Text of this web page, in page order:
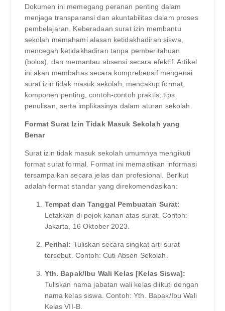
Dokumen ini memegang peranan penting dalam
menjaga transparansi dan akuntabilitas dalam proses
pembelajaran. Keberadaan surat izin membantu
sekolah memahami alasan ketidakhadiran siswa,
mencegah ketidakhadiran tanpa pemberitahuan
(bolos), dan memantau absensi secara efektif. Artikel
ini akan membahas secara komprehensif mengenai
surat izin tidak masuk sekolah, mencakup format,
komponen penting, contoh-contoh praktis, tips
penulisan, serta implikasinya dalam aturan sekolah.
Format Surat Izin Tidak Masuk Sekolah yang
Benar
Surat izin tidak masuk sekolah umumnya mengikuti
format surat formal. Format ini memastikan informasi
tersampaikan secara jelas dan profesional. Berikut
adalah format standar yang direkomendasikan:
Tempat dan Tanggal Pembuatan Surat:
Letakkan di pojok kanan atas surat. Contoh:
Jakarta, 16 Oktober 2023.
Perihal: Tuliskan secara singkat arti surat
tersebut. Contoh: Cuti Absen Sekolah.
Yth. Bapak/Ibu Wali Kelas [Kelas Siswa]:
Tuliskan nama jabatan wali kelas diikuti dengan
nama kelas siswa. Contoh: Yth. Bapak/Ibu Wali
Kelas VII-B.